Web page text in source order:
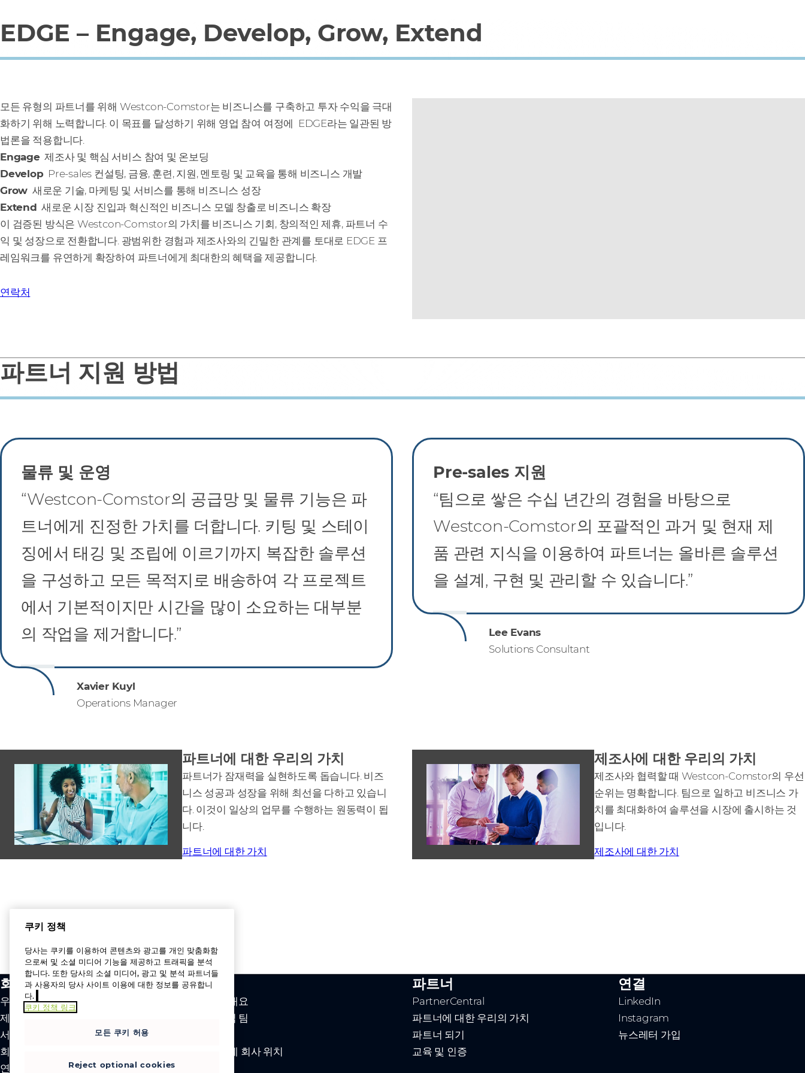
EDGE – Engage, Develop, Grow, Extend
모든 유형의 파트너를 위해 Westcon‑Comstor는 비즈니스를 구축하고 투자 수익을 극대
화하기 위해 노력합니다. 이 목표를 달성하기 위해 영업 참여 여정에 EDGE라는 일관된 방
법론을 적용합니다.
Engage제조사 및 핵심 서비스 참여 및 온보딩
DevelopPre-sales 컨설팅, 금융, 훈련, 지원, 멘토링 및 교육을 통해 비즈니스 개발
Grow 새로운 기술, 마케팅 및 서비스를 통해 비즈니스 성장
Extend 새로운 시장 진입과 혁신적인 비즈니스 모델 창출로 비즈니스 확장
이 검증된 방식은 Westcon‑Comstor의 가치를 비즈니스 기회, 창의적인 제휴, 파트너 수
익 및 성장으로 전환합니다. 광범위한 경험과 제조사와의 긴밀한 관계를 토대로 EDGE 프
레임워크를 유연하게 확장하여 파트너에게 최대한의 혜택을 제공합니다.
연락처
파트너 지원 방법
물류 및 운영
“Westcon‑Comstor의 공급망 및 물류 기능은 파
트너에게 진정한 가치를 더합니다. 키팅 및 스테이
징에서 태깅 및 조립에 이르기까지 복잡한 솔루션
을 구성하고 모든 목적지로 배송하여 각 프로젝트
에서 기본적이지만 시간을 많이 소요하는 대부분
의 작업을 제거합니다.”
Xavier Kuyl
Operations Manager
Pre-sales 지원
“팀으로 쌓은 수십 년간의 경험을 바탕으로
Westcon‑Comstor의 포괄적인 과거 및 현재 제
품 관련 지식을 이용하여 파트너는 올바른 솔루션
을 설계, 구현 및 관리할 수 있습니다.”
Lee Evans
Solutions Consultant
파트너에 대한 우리의 가치
파트너가 잠재력을 실현하도록 돕습니다. 비즈
니스 성공과 성장을 위해 최선을 다하고 있습니
다. 이것이 일상의 업무를 수행하는 원동력이 됩
니다.
파트너에 대한 가치
제조사에 대한 우리의 가치
제조사와 협력할 때 Westcon‑Comstor의 우선
순위는 명확합니다. 팀으로 일하고 비즈니스 가
치를 최대화하여 솔루션을 시장에 출시하는 것
입니다.
제조사에 대한 가치
회사 소개
우리의 가치
제조사
서비스
회사 정보
연락처
회사
회사 개요
리더십 팀
전 세계 회사 위치
파트너
PartnerCentral
파트너에 대한 우리의 가치
파트너 되기
교육 및 인증
연결
LinkedIn
Instagram
뉴스레터 가입
쿠키 정책
당사는 쿠키를 이용하여 콘텐츠와 광고를 개인 맞춤화함
으로써 및 소셜 미디어 기능을 제공하고 트래픽을 분석
합니다. 또한 당사의 소셜 미디어, 광고 및 분석 파트너들
과 사용자의 당사 사이트 이용에 대한 정보를 공유합니
다.
쿠키 정책 링크
모든 쿠키 허용
Reject optional cookies